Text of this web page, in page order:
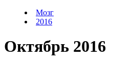
Мозг
2016
Октябрь 2016